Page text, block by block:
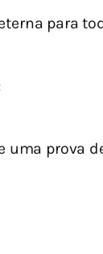
para
prova